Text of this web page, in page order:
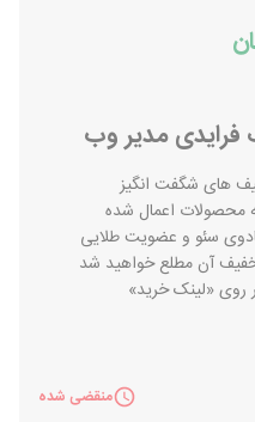
مدیر وب
های شگفت انگیز
محصولات اعمال شده
سئو و عضویت طلایی
آن مطلع خواهید شد
روی «لینک خرید»
منقضی شده